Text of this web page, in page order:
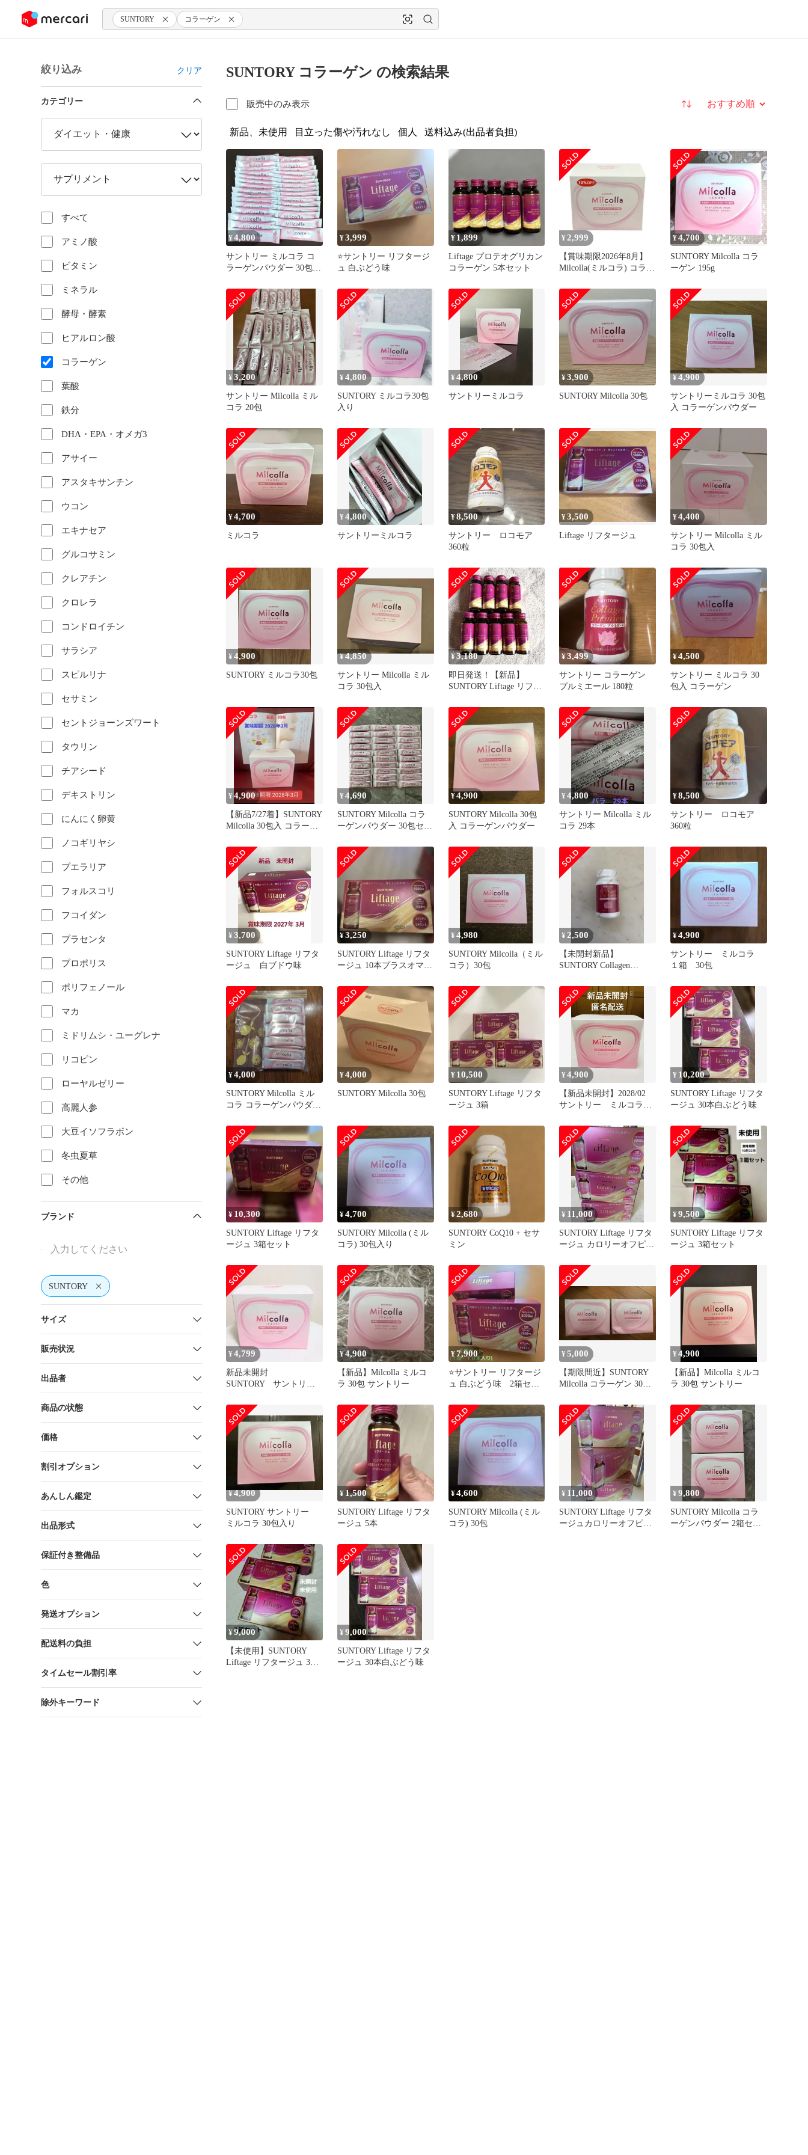
ツにスキップ SUNTORY コラーゲン
絞り込み クリア
カテゴリー
すべて
アミノ酸
ビタミン
ミネラル
酵母・酵素
ヒアルロン酸
コラーゲン
葉酸
鉄分
DHA・EPA・オメガ3
アサイー
アスタキサンチン
ウコン
エキナセア
グルコサミン
クレアチン
クロレラ
コンドロイチン
サラシア
スピルリナ
セサミン
セントジョーンズワート
タウリン
チアシード
デキストリン
にんにく卵黄
ノコギリヤシ
プエラリア
フォルスコリ
フコイダン
プラセンタ
プロポリス
ポリフェノール
マカ
ミドリムシ・ユーグレナ
リコピン
ローヤルゼリー
高麗人参
大豆イソフラボン
冬虫夏草
その他
ブランド
SUNTORY
サイズ
販売状況
出品者
商品の状態
価格
割引オプション
あんしん鑑定
出品形式
保証付き整備品
色
発送オプション
配送料の負担
タイムセール割引率
除外キーワード
SUNTORY コラーゲン の検索結果
販売中のみ表示 並び替え
新品、未使用 目立った傷や汚れなし 個人 送料込み(出品者負担)
¥4,800
サントリー ミルコラ コ
ラーゲンパウダー 30包セ
¥3,999
⭐サントリー リフタージ
ュ 白ぶどう味
¥ 1,899
Liftage プロテオグリカン
コラーゲン 5本セット
¥ 2,999
【賞味期限2026年8月】
Milcolla(ミルコラ) コラー
(約1ヶ月分) ミルクセラ
ミド ビタミンC アセロラ
¥4,700
SUNTORY Milcolla コラ
ーゲン 195g
¥3,200
サントリー Milcolla ミル
コラ 20包
¥4,800
SUNTORY ミルコラ30包
入り
¥4,800
サントリーミルコラ
¥3,900
SUNTORY Milcolla 30包
¥4,900
サントリーミルコラ 30包
入 コラーゲンパウダー
¥4,700
ミルコラ
¥4,800
サントリーミルコラ
¥8,500
サントリー ロコモア
360粒
¥3,500
Liftage リフタージュ
¥4,400
サントリー Milcolla ミル
コラ 30包入
¥4,900
SUNTORY ミルコラ30包
¥4,850
サントリー Milcolla ミル
コラ 30包入
¥3,180
即日発送！【新品】
SUNTORY Liftage リフタ
¥3,499
サントリー コラーゲン
プルミエール 180粒
¥4,500
サントリー ミルコラ 30
包入 コラーゲン
¥4,900
【新品7/27着】SUNTORY
Milcolla 30包入 コラーゲ
¥4,690
SUNTORY Milcolla コラ
ーゲンパウダー 30包セッ
¥4,900
SUNTORY Milcolla 30包
入 コラーゲンパウダー
¥4,800
サントリー Milcolla ミル
コラ 29本
¥8,500
サントリー ロコモア
360粒
¥3,700
SUNTORY Liftage リフタ
ージュ 白ブドウ味
¥3,250
SUNTORY Liftage リフタ
ージュ 10本プラスオマケ
¥4,980
SUNTORY Milcolla（ミル
コラ）30包
¥ 2,500
【未開封新品】
SUNTORY Collagen
¥4,900
サントリー ミルコラ
１箱 30包
¥4,000
SUNTORY Milcolla ミル
コラ コラーゲンパウダー
¥4,000
SUNTORY Milcolla 30包
¥ 10,500
SUNTORY Liftage リフタ
ージュ 3箱
¥4,900
【新品未開封】2028/02
サントリー ミルコラ
ー
¥ 10,200
SUNTORY Liftage リフタ
ージュ 30本白ぶどう味
¥ 10,300
SUNTORY Liftage リフタ
ージュ 3箱セット
¥4,700
SUNTORY Milcolla (ミル
コラ) 30包入り
¥2,680
SUNTORY CoQ10 + セサ
ミン
¥ 11,000
SUNTORY Liftage リフタ
ージュ カロリーオフピー
¥9,500
SUNTORY Liftage リフタ
ージュ 3箱セット
¥4,799
新品未開封
SUNTORY サントリ
30包
¥4,900
【新品】Milcolla ミルコ
ラ 30包 サントリー
¥7,900
⭐サントリー リフタージ
ュ 白ぶどう味 2箱セッ
¥5,000
【期限間近】SUNTORY
Milcolla コラーゲン 30包
¥4,900
【新品】Milcolla ミルコ
ラ 30包 サントリー
¥4,900
SUNTORY サントリー
ミルコラ 30包入り
¥ 1,500
SUNTORY Liftage リフタ
ージュ 5本
¥4,600
SUNTORY Milcolla (ミル
コラ) 30包
¥ 11,000
SUNTORY Liftage リフタ
ージュカロリーオフピー
¥9,800
SUNTORY Milcolla コラ
ーゲンパウダー 2箱セッ
¥9,000
【未使用】SUNTORY
Liftage リフタージュ 3箱
¥9,000
SUNTORY Liftage リフタ
ージュ 30本白ぶどう味